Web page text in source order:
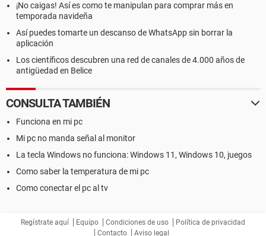
¡No caigas! Así es como te manipulan para comprar más en
temporada navideña
Así puedes tomarte un descanso de WhatsApp sin borrar la
aplicación
Los científicos descubren una red de canales de 4.000 años de
antigüedad en Belice
CONSULTA TAMBIÉN
Funciona en mi pc
Mi pc no manda señal al monitor
La tecla Windows no funciona: Windows 11, Windows 10, juegos
Como saber la temperatura de mi pc
Como conectar el pc al tv
Regístrate aquí Equipo Condiciones de uso
Política de privacidad
Contacto
Aviso legal